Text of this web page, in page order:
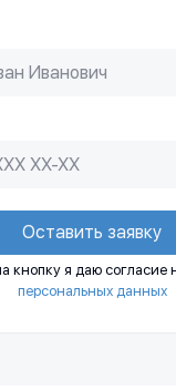
Оставить заявку
кнопку я даю согласие
персональных данных